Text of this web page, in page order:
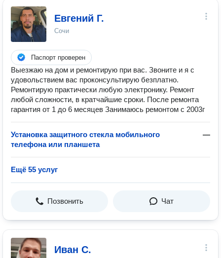
Евгений Г.
Сочи
Паспорт проверен
Выезжаю на дом и ремонтирую при вас. Звоните и я с
удовольствием вас проконсультирую безплатно.
Ремонтирую практически любую электронику. Ремонт
любой сложности, в кратчайшие сроки. После ремонта
гарантия от 1 до 6 месяцев Занимаюсь ремонтом с 2003г
Установка защитного стекла мобильного
телефона или планшета
—
Ещё 55 услуг
Позвонить Чат
Иван С.